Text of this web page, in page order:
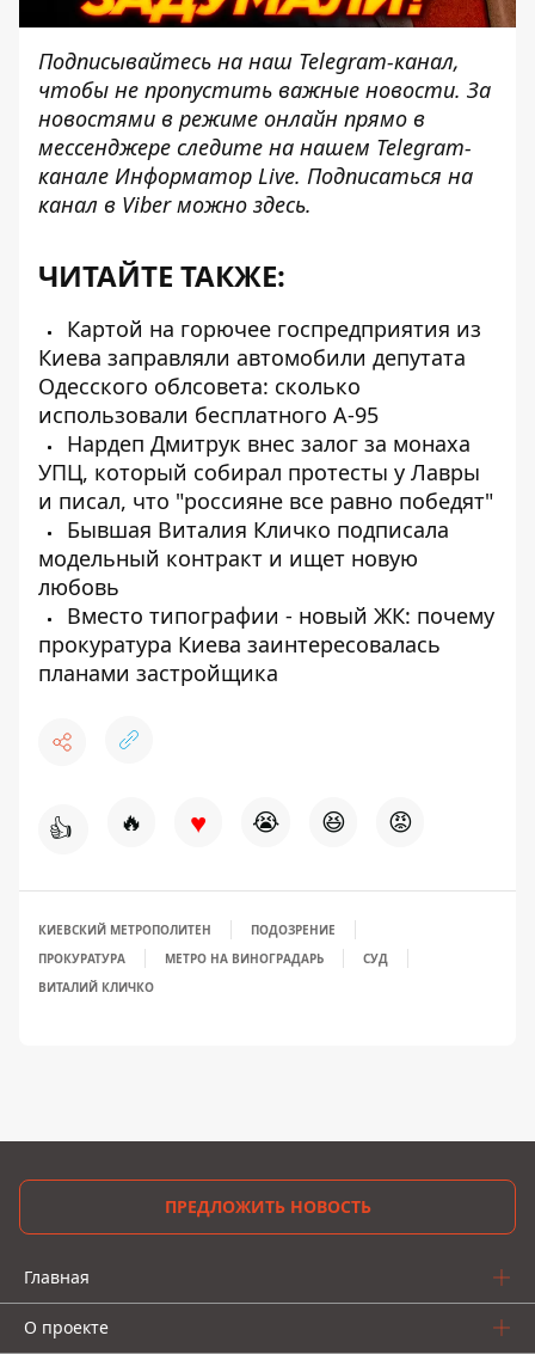
Подписывайтесь на наш Telegram-канал,
чтобы не пропустить важные новости. За
новостями в режиме онлайн прямо в
мессенджере следите на нашем Telegram-
канале Информатор Live. Подписаться на
канал в Viber можно здесь.
ЧИТАЙТЕ ТАКЖЕ:
Картой на горючее госпредприятия из
Киева заправляли автомобили депутата
Одесского облсовета: сколько
использовали бесплатного А-95
Нардеп Дмитрук внес залог за монаха
УПЦ, который собирал протесты у Лавры
и писал, что "россияне все равно победят"
Бывшая Виталия Кличко подписала
модельный контракт и ищет новую
любовь
Вместо типографии - новый ЖК: почему
прокуратура Киева заинтересовалась
планами застройщика
👍 🔥 ♥ 😭 😆 😡
КИЕВСКИЙ МЕТРОПОЛИТЕН
ПОДОЗРЕНИЕ
ПРОКУРАТУРА
МЕТРО НА ВИНОГРАДАРЬ
СУД
ВИТАЛИЙ КЛИЧКО
ПРЕДЛОЖИТЬ НОВОСТЬ
Главная
О проекте